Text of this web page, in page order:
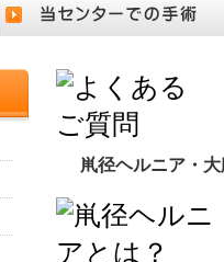
鼡径ヘルニア・